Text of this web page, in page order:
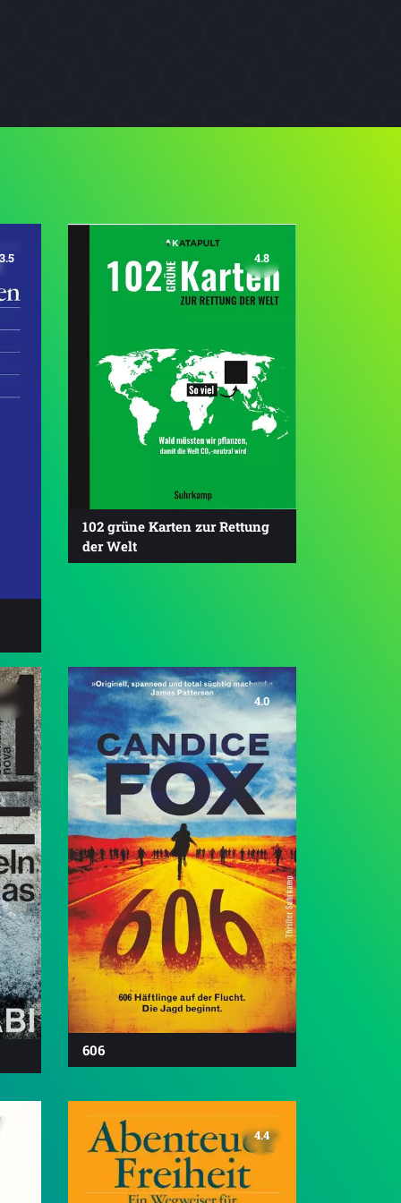
3.5 4.8
102 grüne Karten zur Rettung
der Welt
4.0
606
4.4